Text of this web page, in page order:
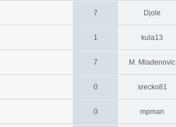
7 Djole
1 kula13
7 M. Mladenovic
0 srecko81
0 mpman